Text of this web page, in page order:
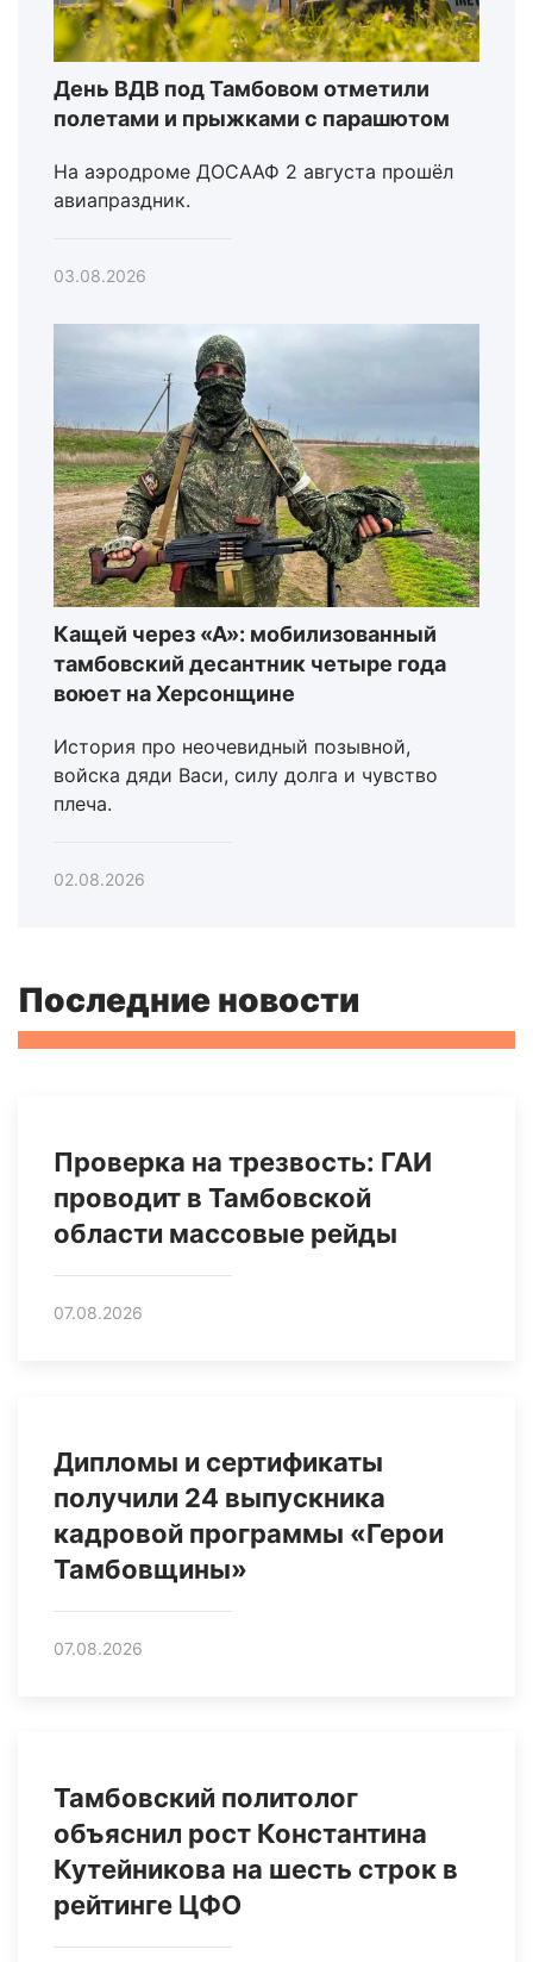
День ВДВ под Тамбовом отметили
полетами и прыжками с парашютом
На аэродроме ДОСААФ 2 августа прошёл
авиапраздник.
03.08.2026
Кащей через «А»: мобилизованный
тамбовский десантник четыре года
воюет на Херсонщине
История про неочевидный позывной,
войска дяди Васи, силу долга и чувство
плеча.
02.08.2026
Последние новости
Проверка на трезвость: ГАИ
проводит в Тамбовской
области массовые рейды
07.08.2026
Дипломы и сертификаты
получили 24 выпускника
кадровой программы «Герои
Тамбовщины»
07.08.2026
Тамбовский политолог
объяснил рост Константина
Кутейникова на шесть строк в
рейтинге ЦФО